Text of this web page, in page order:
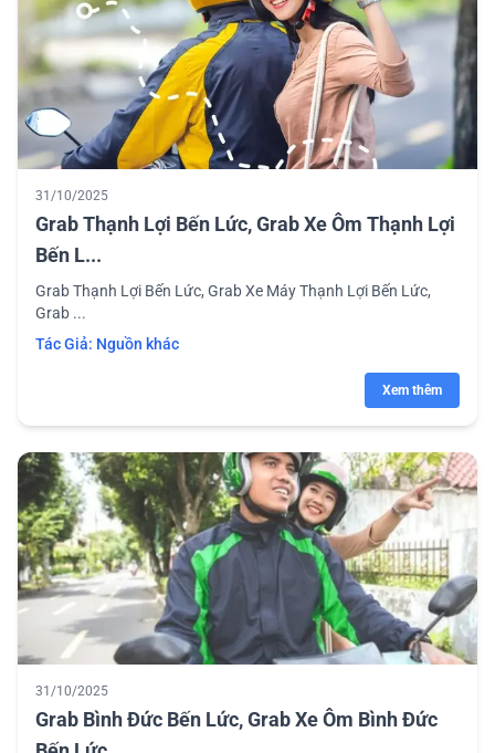
31/10/2025
Grab Thạnh Lợi Bến Lức, Grab Xe Ôm Thạnh Lợi
Bến L...
Grab Thạnh Lợi Bến Lức, Grab Xe Máy Thạnh Lợi Bến Lức,
Grab ...
Tác Giả: Nguồn khác
Xem thêm
31/10/2025
Grab Bình Đức Bến Lức, Grab Xe Ôm Bình Đức